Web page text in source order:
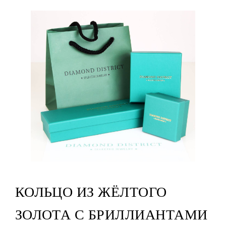
КОЛЬЦО ИЗ ЖЁЛТОГО
ЗОЛОТА С БРИЛЛИАНТАМИ